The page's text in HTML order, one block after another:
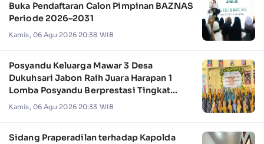
Buka Pendaftaran Calon Pimpinan BAZNAS
Periode 2026–2031
Kamis, 06 Agu 2026 20:38 WIB
Posyandu Keluarga Mawar 3 Desa
Dukuhsari Jabon Raih Juara Harapan 1
Lomba Posyandu Berprestasi Tingkat
Jawa Timur 2026
Kamis, 06 Agu 2026 20:33 WIB
Sidang Praperadilan terhadap Kapolda